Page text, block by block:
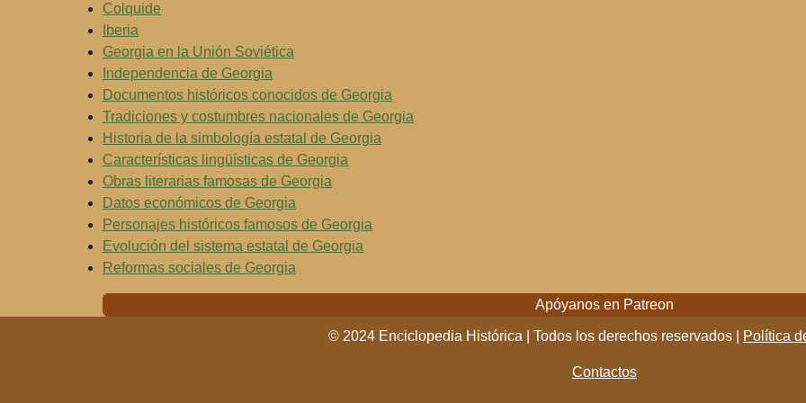
Colquide
Iberia
Georgia en la Unión Soviética
Independencia de Georgia
Documentos históricos conocidos de Georgia
Tradiciones y costumbres nacionales de Georgia
Historia de la simbología estatal de Georgia
Características lingüísticas de Georgia
Obras literarias famosas de Georgia
Datos económicos de Georgia
Personajes históricos famosos de Georgia
Evolución del sistema estatal de Georgia
Reformas sociales de Georgia
Apóyanos en Patreon
© 2024 Enciclopedia Histórica | Todos los derechos reservados | Política
Contactos